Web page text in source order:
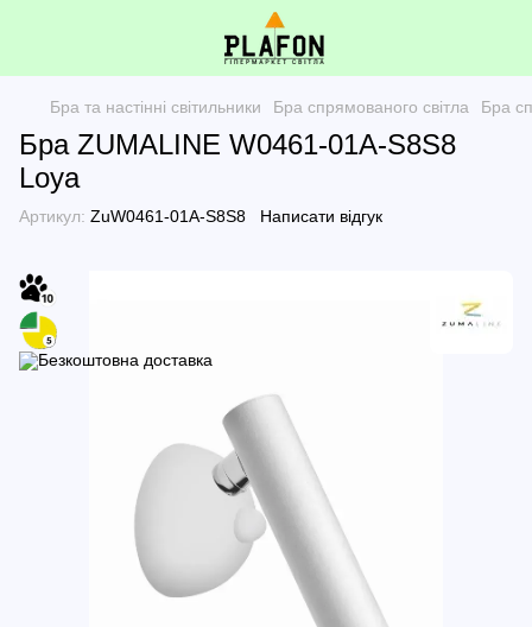
Бра та настінні світильники Бра спрямованого світла Бра
Бра ZUMALINE W0461-01A-S8S8
Loya
Артикул: ZuW0461-01A-S8S8 Написати відгук